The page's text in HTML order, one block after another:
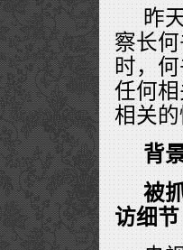
昨
察长
时，
任何
相关的
背
被
访细节